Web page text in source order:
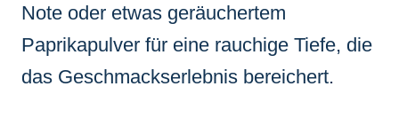
Note oder etwas geräuchertem
Paprikapulver für eine rauchige Tiefe, die
das Geschmackserlebnis bereichert.